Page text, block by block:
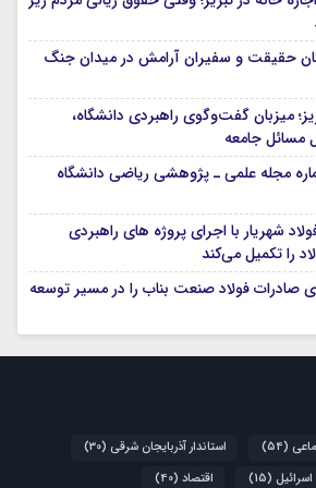
حقیقت و سفیران آرامش در میدان جنگ
میزبان گفت‌وگوی راهبردی دانشگاه،
جامعه
مجله علمی ـ پژوهشی ریاضی دانشگاه
شهریار با اجرای پروژه های راهبردی
را تکمیل می‌کند
رشد ۵ برابری صادرات فولاد صنعت بناب را در مسیر توسعه
(54) استاندار آذربایجان شرقی (30)
اسرائیل (15) اقتصاد (40)